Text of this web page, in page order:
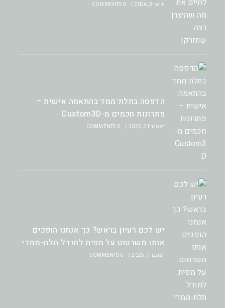
ינואר 3, 2026 /
0 COMMENTS
הדפסה בתלת־ממד בהתאמה אישית –
פתרונות חכמים מ-Custom3D
דצמבר 21, 2025 /
0 COMMENTS
יש לכם רעיון בראש? כך אנחנו הופכים
אותו משרטוט על מפית למודל תלת-ממדי
דצמבר 7, 2025 /
0 COMMENTS